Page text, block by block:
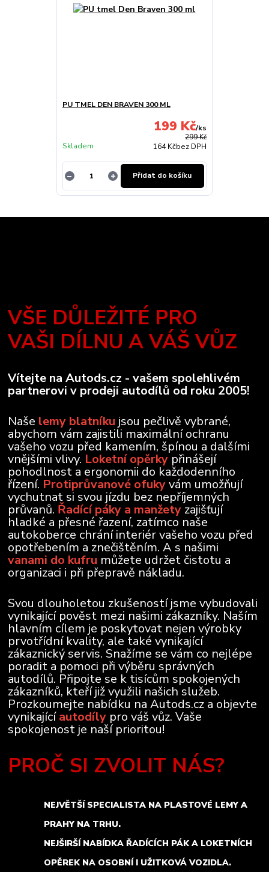
PU TMEL DEN BRAVEN 300 ML
299 Kč
199 Kč/ks
164 Kčbez DPH
Skladem
Přidat do košíku
VŠE DŮLEŽITÉ PRO
VAŠI DÍLNU A VÁŠ VŮZ
Vítejte na Autods.cz - vašem spolehlivém
partnerovi v prodeji autodílů od roku 2005!
Naše lemy blatníku jsou pečlivě vybrané,
abychom vám zajistili maximální ochranu
vašeho vozu před kamením, špínou a dalšími
vnějšími vlivy. Loketní opěrky přinášejí
pohodlnost a ergonomii do každodenního
řízení. Protiprůvanové ofukyvám umožňují
vychutnat si svou jízdu bez nepříjemných
průvanů. Řadící páky a manžety zajišťují
hladké a přesné řazení, zatímco naše
autokoberce chrání interiér vašeho vozu před
opotřebením a znečištěním. A s našimi
vanami do kufru můžete udržet čistotu a
organizaci i při přepravě nákladu.
Svou dlouholetou zkušeností jsme vybudovali
vynikající pověst mezi našimi zákazníky. Naším
hlavním cílem je poskytovat nejen výrobky
prvotřídní kvality, ale také vynikající
zákaznický servis. Snažíme se vám co nejlépe
poradit a pomoci při výběru správných
autodílů. Připojte se k tisícům spokojených
zákazníků, kteří již využili našich služeb.
Prozkoumejte nabídku na Autods.cz a objevte
vynikajícíautodíly pro váš vůz. Vaše
spokojenost je naší prioritou!
PROČ SI ZVOLIT NÁS?
NEJVĚTŠÍ SPECIALISTA NA PLASTOVÉ LEMY A
PRAHY NA TRHU.
NEJŠIRŠÍ NABÍDKA ŘADÍCÍCH PÁK A LOKETNÍCH
OPĚREK NA OSOBNÍ I UŽITKOVÁ VOZIDLA.